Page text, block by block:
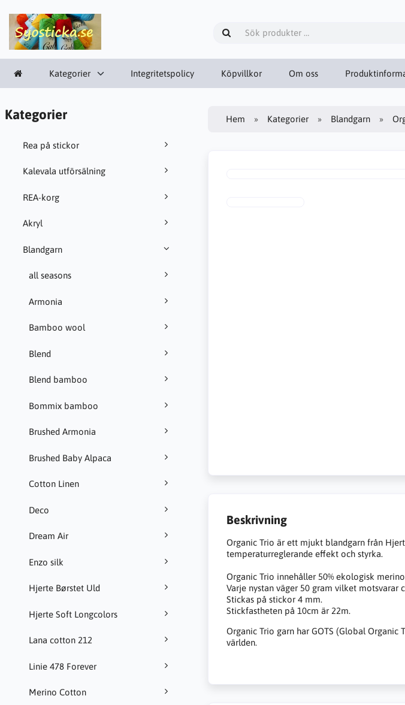
Kategorier Integritetspolicy Köpvillkor Om oss
Kategorier
Rea på stickor
Kalevala utförsälning
REA-korg
Akryl
Blandgarn
all seasons
Armonia
Bamboo wool
Blend
Blend bamboo
Bommix bamboo
Brushed Armonia
Brushed Baby Alpaca
Cotton Linen
Deco
Dream Air
Enzo silk
Hjerte Børstet Uld
Hjerte Soft Longcolors
Lana cotton 212
Linie 478 Forever
Merino Cotton
Hem Kategorier Blandgarn
Beskrivning
Organic Trio är ett mjukt blandgarn från
temperaturreglerande effekt och styrka.
Organic Trio innehåller 50% ekologisk
Varje nystan väger 50 gram vilket motsvarar
Stickas på stickor 4 mm.
Stickfastheten på 10cm är 22m.
Organic Trio garn har GOTS (Global
världen.